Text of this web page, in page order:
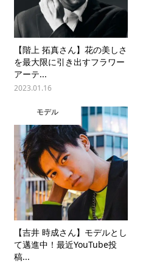
【階上 拓真さん】花の美しさ
を最大限に引き出すフラワー
アーテ...
2023.01.16
モデル
【吉井 時成さん】モデルとし
て邁進中！最近YouTube投
稿...